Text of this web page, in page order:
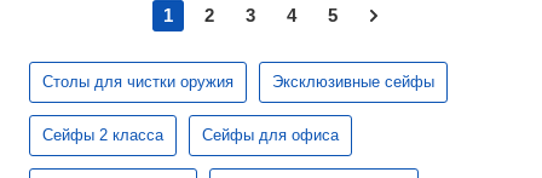
1 2 3 4 5
Столы для чистки оружия Эксклюзивные сейфы
Сейфы 2 класса Сейфы для офиса